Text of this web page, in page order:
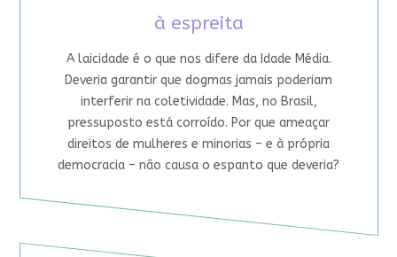
à espreita
A laicidade é o que nos difere da Idade Média.
Deveria garantir que dogmas jamais poderiam
interferir na coletividade. Mas, no Brasil,
pressuposto está corroído. Por que ameaçar
direitos de mulheres e minorias – e à própria
democracia – não causa o espanto que deveria?